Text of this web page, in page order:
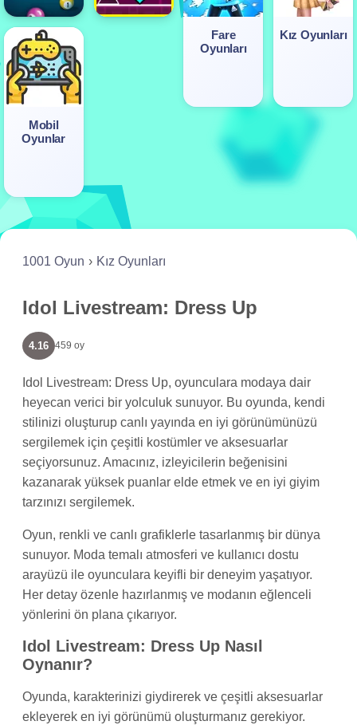
Fare
Oyunları
Kız Oyunları
Mobil
Oyunlar
1001 Oyun Kız Oyunları
Idol Livestream: Dress Up
4.16 459 oy
Idol Livestream: Dress Up, oyunculara modaya dair
heyecan verici bir yolculuk sunuyor. Bu oyunda, kendi
stilinizi oluşturup canlı yayında en iyi görünümünüzü
sergilemek için çeşitli kostümler ve aksesuarlar
seçiyorsunuz. Amacınız, izleyicilerin beğenisini
kazanarak yüksek puanlar elde etmek ve en iyi giyim
tarzınızı sergilemek.
Oyun, renkli ve canlı grafiklerle tasarlanmış bir dünya
sunuyor. Moda temalı atmosferi ve kullanıcı dostu
arayüzü ile oyunculara keyifli bir deneyim yaşatıyor.
Her detay özenle hazırlanmış ve modanın eğlenceli
yönlerini ön plana çıkarıyor.
Idol Livestream: Dress Up Nasıl
Oynanır?
Oyunda, karakterinizi giydirerek ve çeşitli aksesuarlar
ekleyerek en iyi görünümü oluşturmanız gerekiyor.